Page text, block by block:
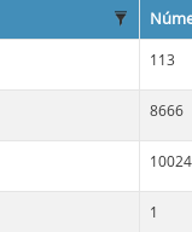
113
8666
10024
1